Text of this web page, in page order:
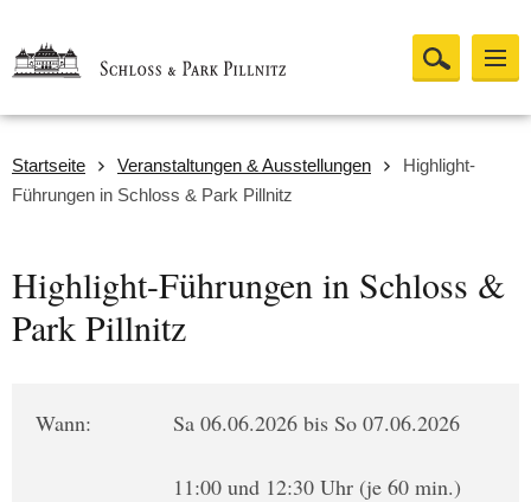
Startseite Veranstaltungen & Ausstellungen
Highlight-
Führungen in Schloss & Park Pillnitz
Highlight-Führungen in Schloss &
Park Pillnitz
Wann: Sa 06.06.2026 bis So 07.06.2026
11:00 und 12:30 Uhr (je 60 min.)